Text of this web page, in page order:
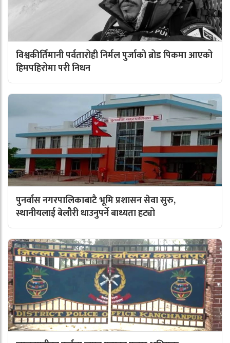
विश्वकीर्तिमानी पर्वतारोही निर्मल पुर्जाको ब्रोड पिकमा आएको
हिमपहिरोमा परी निधन
पुनर्वास नगरपालिकाबाटै भूमि प्रशासन सेवा सुरु,
स्थानीयलाई बेलौरी धाउनुपर्ने बाध्यता हट्यो